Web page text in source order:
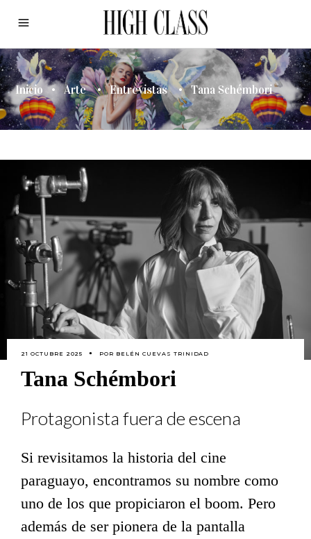
Inicio • Arte • Entrevistas • Tana Schémbori
21 OCTUBRE 2025 POR BELÉN CUEVAS TRINIDAD
Tana Schémbori
Protagonista fuera de escena
Si revisitamos la historia del cine
paraguayo, encontramos su nombre como
uno de los que propiciaron el boom. Pero
además de ser pionera de la pantalla